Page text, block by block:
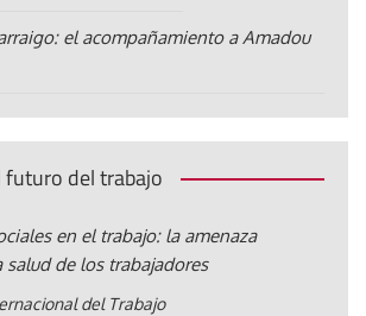
el acompañamiento a Amadou
futuro del trabajo
en el trabajo: la amenaza
de los trabajadores
del Trabajo